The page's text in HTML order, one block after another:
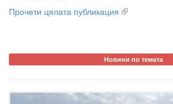
Прочети цялата публикация
Новини по темата